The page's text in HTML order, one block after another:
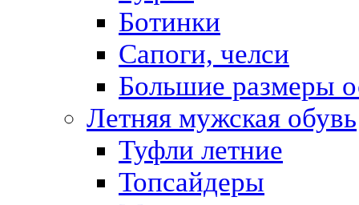
Ботинки
Сапоги, челси
Большие размеры
Летняя мужская обувь
Туфли летние
Топсайдеры